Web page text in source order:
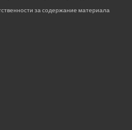
за содержание материала